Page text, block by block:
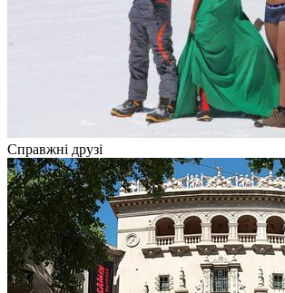
Справжні друзі